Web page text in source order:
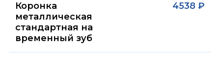
Коронка
металлическая
стандартная на
временный зуб
4538 ₽